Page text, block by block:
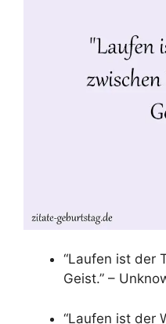
“Laufen ist der
Geist.” –
“Laufen ist der